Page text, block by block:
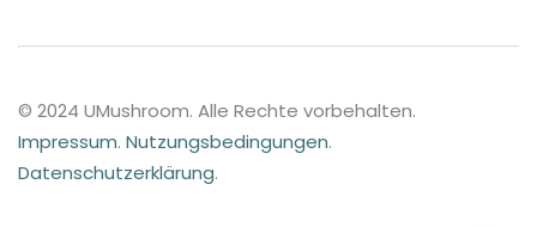
© 2024 UMushroom. Alle Rechte vorbehalten.
Impressum. Nutzungsbedingungen.
Datenschutzerklärung.